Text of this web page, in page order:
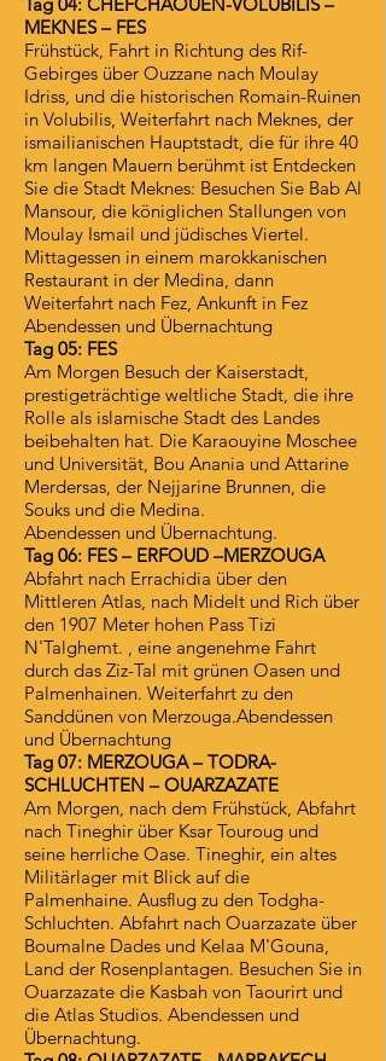
MEKNES – FES
Frühstück, Fahrt in Richtung des Rif-
Gebirges über Ouzzane nach Moulay
Idriss, und die historischen Romain-Ruinen
in Volubilis, Weiterfahrt nach Meknes, der
ismailianischen Hauptstadt, die für ihre 40
km langen Mauern berühmt ist Entdecken
Sie die Stadt Meknes: Besuchen Sie Bab Al
Mansour, die königlichen Stallungen von
Moulay Ismail und jüdisches Viertel.
Mittagessen in einem marokkanischen
Restaurant in der Medina, dann
Weiterfahrt nach Fez, Ankunft in Fez
Abendessen und Übernachtung
Tag 05: FES
Am Morgen Besuch der Kaiserstadt,
prestigeträchtige weltliche Stadt, die ihre
Rolle als islamische Stadt des Landes
beibehalten hat. Die Karaouyine Moschee
und Universität, Bou Anania und Attarine
Merdersas, der Nejjarine Brunnen, die
Souks und die Medina.
Abendessen und Übernachtung.
Tag 06: FES – ERFOUD –MERZOUGA
Abfahrt nach Errachidia über den
Mittleren Atlas, nach Midelt und Rich über
den 1907 Meter hohen Pass Tizi
N'Talghemt. , eine angenehme Fahrt
durch das Ziz-Tal mit grünen Oasen und
Palmenhainen. Weiterfahrt zu den
Sanddünen von Merzouga.Abendessen
und Übernachtung
Tag 07: MERZOUGA – TODRA-
SCHLUCHTEN – OUARZAZATE
Am Morgen, nach dem Frühstück, Abfahrt
nach Tineghir über Ksar Touroug und
seine herrliche Oase. Tineghir, ein altes
Militärlager mit Blick auf die
Palmenhaine. Ausflug zu den Todgha-
Schluchten. Abfahrt nach Ouarzazate über
Boumalne Dades und Kelaa M'Gouna,
Land der Rosenplantagen. Besuchen Sie in
Ouarzazate die Kasbah von Taourirt und
die Atlas Studios. Abendessen und
Übernachtung.